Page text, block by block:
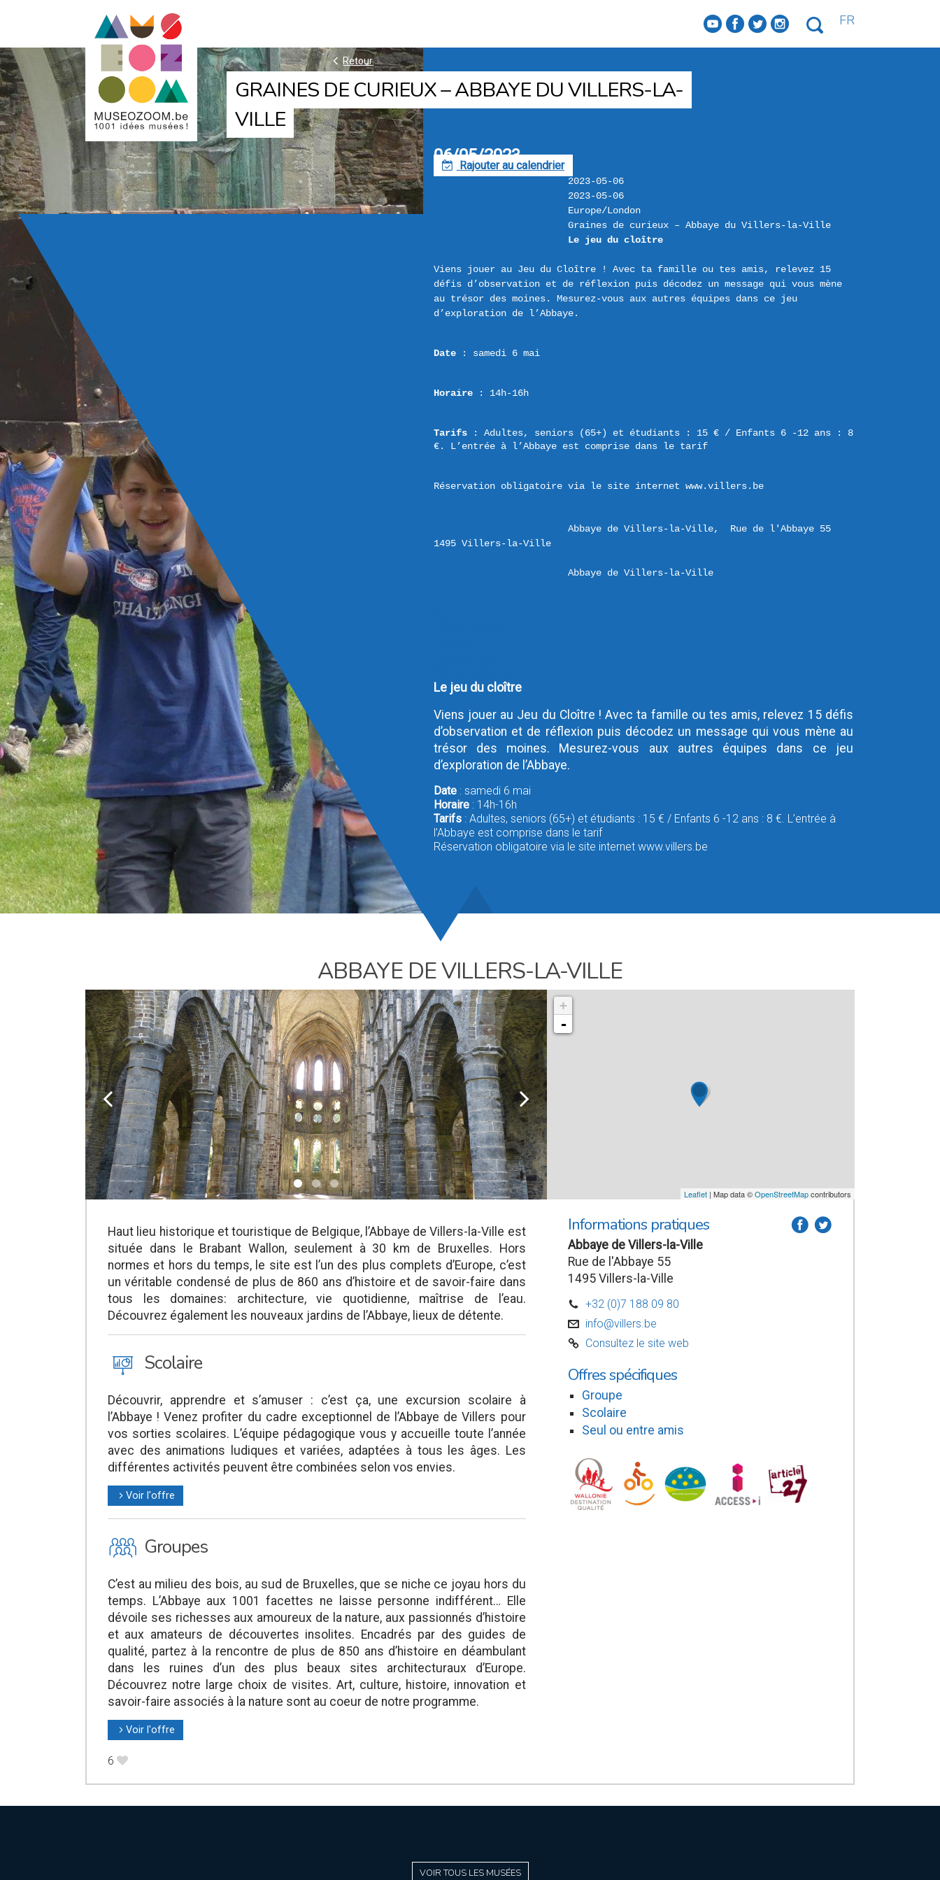
f a b e FR
k Retour
GRAINES DE CURIEUX – ABBAYE DU VILLERS-LA-
VILLE
06/05/2023
F Rajouter au calendrier
2023-05-06
2023-05-06
Europe/London
Graines de curieux – Abbaye du Villers-la-Ville
Le jeu du cloître
Viens jouer au Jeu du Cloître ! Avec ta famille ou tes amis, relevez 15
défis d’observation et de réflexion puis décodez un message qui vous mène
au trésor des moines. Mesurez-vous aux autres équipes dans ce jeu
Date : samedi 6 mai
Horaire : 14h-16h
Tarifs : Adultes, seniors (65+) et étudiants : 15 € / Enfants 6 -12 ans : 8
€. L’entrée à l’Abbaye est comprise dans le tarif
Réservation obligatoire via le site internet www.villers.be
Abbaye de Villers-la-Ville,  Rue de l'Abbaye 55
Abbaye de Villers-la-Ville
Le jeu du cloître
Viens jouer au Jeu du Cloître ! Avec ta famille ou tes amis, relevez 15 défis
d’observation et de réflexion puis décodez un message qui vous mène au
trésor des moines. Mesurez-vous aux autres équipes dans ce jeu
d’exploration de l’Abbaye.
Date: samedi 6 mai
Horaire: 14h-16h
Tarifs: Adultes, seniors (65+) et étudiants : 15 € / Enfants 6 -12 ans : 8 €. L’entrée à
l’Abbaye est comprise dans le tarif
Réservation obligatoire via le site internet www.villers.be
ABBAYE DE VILLERS-LA-VILLE
k l
+
-
Leaflet | Map data ©OpenStreetMapcontributors
Haut lieu historique et touristique de Belgique, l’Abbaye de Villers-la-Ville est
située dans le Brabant Wallon, seulement à 30 km de Bruxelles. Hors
normes et hors du temps, le site est l’un des plus complets d’Europe, c’est
un véritable condensé de plus de 860 ans d’histoire et de savoir-faire dans
tous les domaines: architecture, vie quotidienne, maîtrise de l’eau.
Découvrez également les nouveaux jardins de l’Abbaye, lieux de détente.
J Scolaire
Découvrir, apprendre et s’amuser : c’est ça, une excursion scolaire à
l’Abbaye ! Venez profiter du cadre exceptionnel de l’Abbaye de Villers pour
vos sorties scolaires. L’équipe pédagogique vous y accueille toute l’année
avec des animations ludiques et variées, adaptées à tous les âges. Les
différentes activités peuvent être combinées selon vos envies.
l Voir l'offre
O Groupes
C’est au milieu des bois, au sud de Bruxelles, que se niche ce joyau hors du
temps. L’Abbaye aux 1001 facettes ne laisse personne indifférent… Elle
dévoile ses richesses aux amoureux de la nature, aux passionnés d’histoire
et aux amateurs de découvertes insolites. Encadrés par des guides de
qualité, partez à la rencontre de plus de 850 ans d’histoire en déambulant
dans les ruines d’un des plus beaux sites architecturaux d’Europe.
Découvrez notre large choix de visites. Art, culture, histoire, innovation et
savoir-faire associés à la nature sont au coeur de notre programme.
l Voir l'offre
6 B
Informations pratiques
Abbaye de Villers-la-Ville
Rue de l'Abbaye 55
1495 Villers-la-Ville
a b
D +32 (0)7 188 09 80
v info@villers.be
C Consultez le site web
Offres spécifiques
Groupe
Scolaire
Seul ou entre amis
VOIR TOUS LES MUSÉES